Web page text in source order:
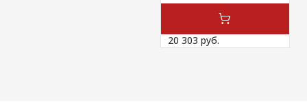
20 303 руб.